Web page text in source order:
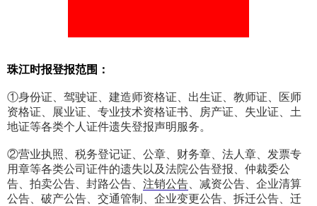
珠江时报登报范围：
①身份证、驾驶证、建造师资格证、出生证、教师证、医师
资格证、展业证、专业技术资格证书、房产证、失业证、土
地证等各类个人证件遗失登报声明服务。
②营业执照、税务登记证、公章、财务章、法人章、发票专
用章等各类公司证件的遗失以及法院公告登报、仲裁委公
告、拍卖公告、封路公告、 注销公告、减资公告、企业清算
公告、破产公告、交通管制、企业变更公告、拆迁公告、迁